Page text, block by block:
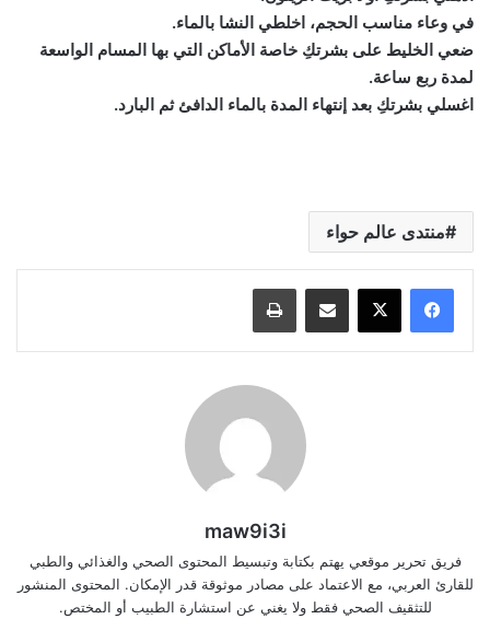
في وعاء مناسب الحجم، اخلطي النشا بالماء.
ضعي الخليط على بشرتكِ خاصة الأماكن التي بها المسام الواسعة
لمدة ربع ساعة.
اغسلي بشرتكِ بعد إنتهاء المدة بالماء الدافئ ثم البارد.
منتدى عالم حواء
مشاركة عبر البريد طباعة
maw9i3i
فريق تحرير موقعي يهتم بكتابة وتبسيط المحتوى الصحي والغذائي والطبي
للقارئ العربي، مع الاعتماد على مصادر موثوقة قدر الإمكان. المحتوى المنشور
للتثقيف الصحي فقط ولا يغني عن استشارة الطبيب أو المختص.